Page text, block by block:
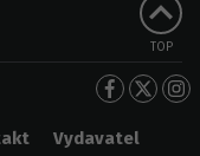
TOP
Vydavatel